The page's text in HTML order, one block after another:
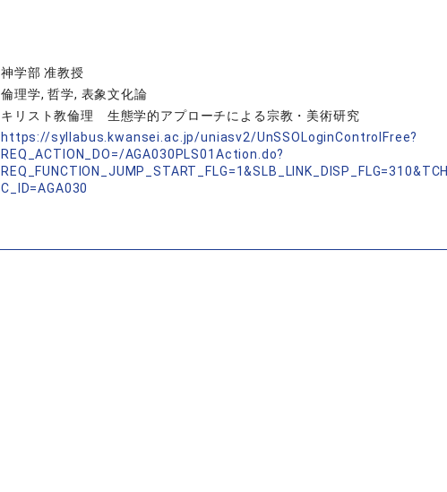
神学部 准教授
倫理学, 哲学, 表象文化論
キリスト教倫理 生態学的アプローチによる宗教・美術研究
https://syllabus.kwansei.ac.jp/uniasv2/UnSSOLoginControlFree?
REQ_ACTION_DO=/AGA030PLS01Action.do?
C_ID=AGA030